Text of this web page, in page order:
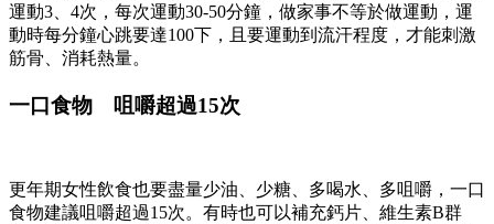
運動3、4次，每次運動30-50分鐘，做家事不等於做運動，運
動時每分鐘心跳要達100下，且要運動到流汗程度，才能刺激
筋骨、消耗熱量。
一口食物 咀嚼超過15次
更年期女性飲食也要盡量少油、少糖、多喝水、多咀嚼，一口
食物建議咀嚼超過15次。有時也可以補充鈣片、維生素B群